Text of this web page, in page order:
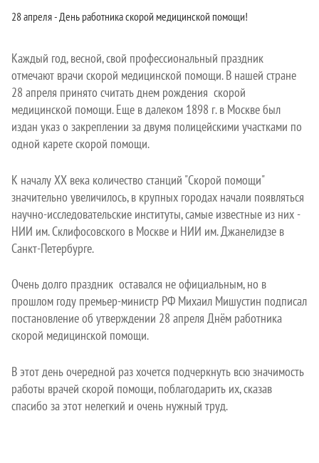
28 апреля - День работника скорой медицинской помощи!
Каждый год, весной, свой профессиональный праздник
отмечают врачи скорой медицинской помощи. В нашей стране
28 апреля принято считать днем рождения скорой
медицинской помощи. Еще в далеком 1898 г. в Москве был
издан указ о закреплении за двумя полицейскими участками по
одной карете скорой помощи.
К началу XX века количество станций "Скорой помощи"
значительно увеличилось, в крупных городах начали появляться
научно-исследовательские институты, самые известные из них -
НИИ им. Склифосовского в Москве и НИИ им. Джанелидзе в
Санкт-Петербурге.
Очень долго праздник оставался не официальным, но в
прошлом году премьер-министр РФ Михаил Мишустин подписал
постановление об утверждении 28 апреля Днём работника
скорой медицинской помощи.
В этот день очередной раз хочется подчеркнуть всю значимость
работы врачей скорой помощи, поблагодарить их, сказав
спасибо за этот нелегкий и очень нужный труд.